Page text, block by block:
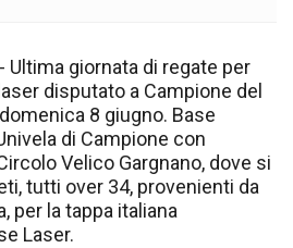
Ultima giornata di regate per
disputato a Campione del
8 giugno. Base
di Campione con
Velico Gargnano, dove si
tutti over 34, provenienti da
per la tappa italiana
Laser.